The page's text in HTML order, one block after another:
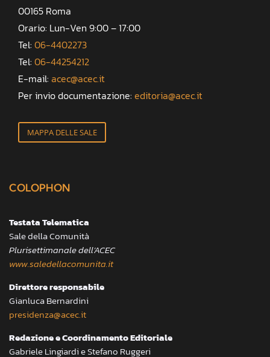
00165 Roma
Orario: Lun-Ven 9:00 – 17:00
Tel: 06-4402273
Tel: 06-44254212
E-mail: acec@acec.it
Per invio documentazione: editoria@acec.it
MAPPA DELLE SALE
COLOPHON
Testata Telematica
Sale della Comunità
Plurisettimanale dell’ACEC
www.saledellacomunita.it
Direttore responsabile
Gianluca Bernardini
presidenza@acec.it
Redazione e Coordinamento Editoriale
Gabriele Lingiardi e Stefano Ruggeri